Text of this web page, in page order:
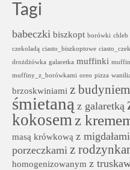
Tagi
babeczki biszkopt borówki chleb
czekoladą ciasto_biszkoptowe
drożdżówka galaretka muffinki
muffiny_z_borówkami oreo pizza wanilia
brzoskwiniami z budyniem
śmietaną z galaretką
kokosem z
masą krówkową z migdałami
porzeczkami z
homogenizowanym z